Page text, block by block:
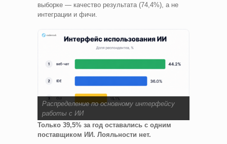
выборке — качество результата (74,4%), а не
интеграции и фичи.
Распределение по основному интерфейсу
работы с ИИ
Только 39,5% за год оставались с одним
поставщиком ИИ. Лояльности нет.